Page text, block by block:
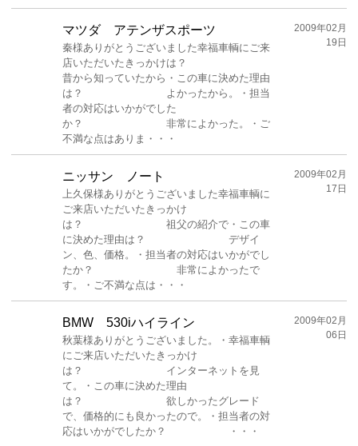
マツダ アテンザスポーツ
秦様ありがとうございました幸福車輌にご来
店いただいたきっかけは？
昔から知っていたから・この車に決めた理由
は？ よかったから。・担当
者の対応はいかがでした
か？ 非常によかった。・ご
不満な点はありま・・・
2009年02月
19日
ニッサン ノート
上久保様ありがとうございました幸福車輌に
ご来店いただいたきっかけ
は？ 祖父の紹介で・この車
に決めた理由は？ デザイ
ン、色、価格。・担当者の対応はいかがでし
たか？ 非常によかったで
す。・ご不満な点は・・・
2009年02月
17日
BMW 530iハイライン
秋葉様ありがとうございました。・幸福車輌
にご来店いただいたきっかけ
は？ インターネットを見
て。・この車に決めた理由
は？ 欲しかったグレード
で、価格的にも良かったので。・担当者の対
応はいかがでしたか？ ・・・
2009年02月
06日